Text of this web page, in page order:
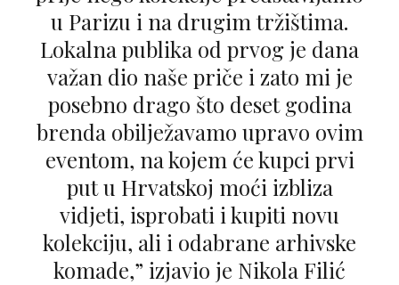
u Parizu i na drugim tržištima.
Lokalna publika od prvog je dana
važan dio naše priče i zato mi je
posebno drago što deset godina
brenda obilježavamo upravo ovim
eventom, na kojem će kupci prvi
put u Hrvatskoj moći izbliza
vidjeti, isprobati i kupiti novu
kolekciju, ali i odabrane arhivske
komade,” izjavio je Nikola Filić